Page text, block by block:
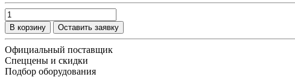
В корзину Оставить заявку
Официальный поставщик
Спеццены и скидки
Подбор оборудования